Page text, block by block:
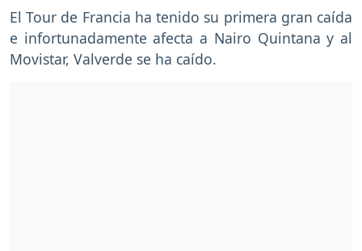
El Tour de Francia ha tenido su primera gran caída
e infortunadamente afecta a Nairo Quintana y al
Movistar, Valverde se ha caído.